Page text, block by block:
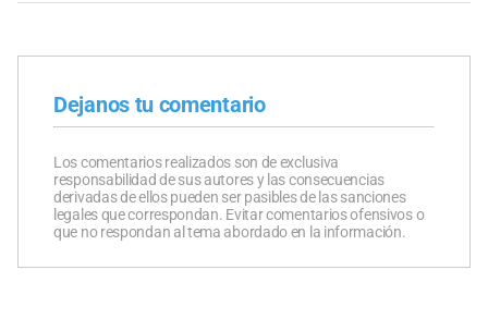
Dejanos tu comentario
Los comentarios realizados son de exclusiva
responsabilidad de sus autores y las consecuencias
derivadas de ellos pueden ser pasibles de las sanciones
legales que correspondan. Evitar comentarios ofensivos o
que no respondan al tema abordado en la información.